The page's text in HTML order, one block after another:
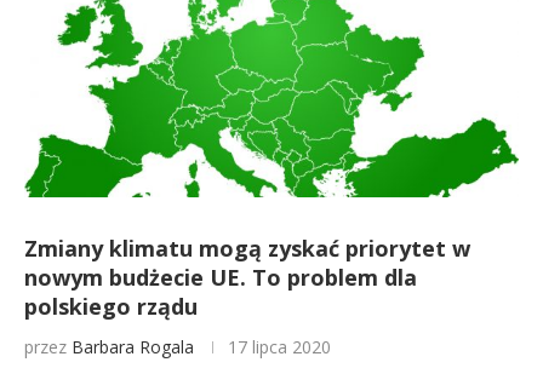
Zmiany klimatu mogą zyskać priorytet w
nowym budżecie UE. To problem dla
polskiego rządu
przez Barbara Rogala 17 lipca 2020